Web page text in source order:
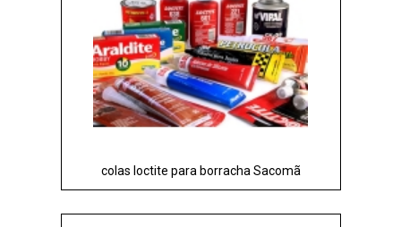
colas loctite para borracha Sacomã